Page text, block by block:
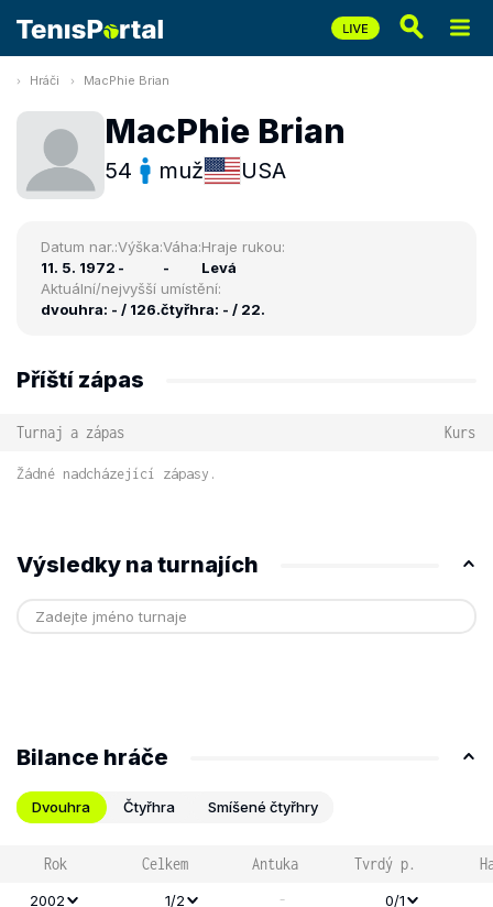
Hráči MacPhie Brian
MacPhie Brian
54 muž USA
Datum nar.:
11. 5. 1972
Výška:
-
Váha:
-
Hraje rukou:
Levá
Aktuální/nejvyšší umístění:
dvouhra: - / 126.čtyřhra: - / 22.
Příští zápas
Turnaj a zápas Kurs
Žádné nadcházející zápasy.
Výsledky na turnajích
Bilance hráče
Dvouhra Čtyřhra Smíšené čtyřhry
Rok Celkem Antuka Tvrdý p.
2002 1/2 -
0/1